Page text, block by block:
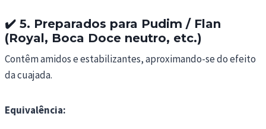
✔️ 5. Preparados para Pudim / Flan
(Royal, Boca Doce neutro, etc.)
Contêm amidos e estabilizantes, aproximando-se do efeito
da cuajada.
Equivalência: